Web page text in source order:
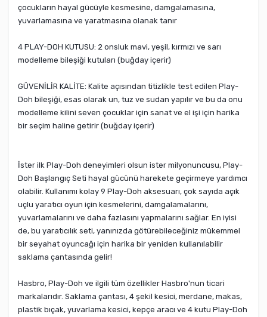
çocukların hayal gücüyle kesmesine, damgalamasına,
yuvarlamasına ve yaratmasına olanak tanır
4 PLAY-DOH KUTUSU: 2 onsluk mavi, yeşil, kırmızı ve sarı
modelleme bileşiği kutuları (buğday içerir)
GÜVENİLİR KALİTE: Kalite açısından titizlikle test edilen Play-
Doh bileşiği, esas olarak un, tuz ve sudan yapılır ve bu da onu
modelleme kilini seven çocuklar için sanat ve el işi için harika
bir seçim haline getirir (buğday içerir)
İster ilk Play-Doh deneyimleri olsun ister milyonuncusu, Play-
Doh Başlangıç ​​Seti hayal gücünü harekete geçirmeye yardımcı
olabilir. Kullanımı kolay 9 Play-Doh aksesuarı, çok sayıda açık
uçlu yaratıcı oyun için kesmelerini, damgalamalarını,
yuvarlamalarını ve daha fazlasını yapmalarını sağlar. En iyisi
de, bu yaratıcılık seti, yanınızda götürebileceğiniz mükemmel
bir seyahat oyuncağı için harika bir yeniden kullanılabilir
saklama çantasında gelir!
Hasbro, Play-Doh ve ilgili tüm özellikler Hasbro'nun ticari
markalarıdır. Saklama çantası, 4 şekil kesici, merdane, makas,
plastik bıçak, yuvarlama kesici, kepçe aracı ve 4 kutu Play-Doh